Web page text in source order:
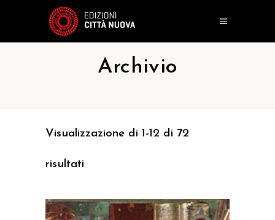
Archivio
Visualizzazione di 1-12 di 72
risultati